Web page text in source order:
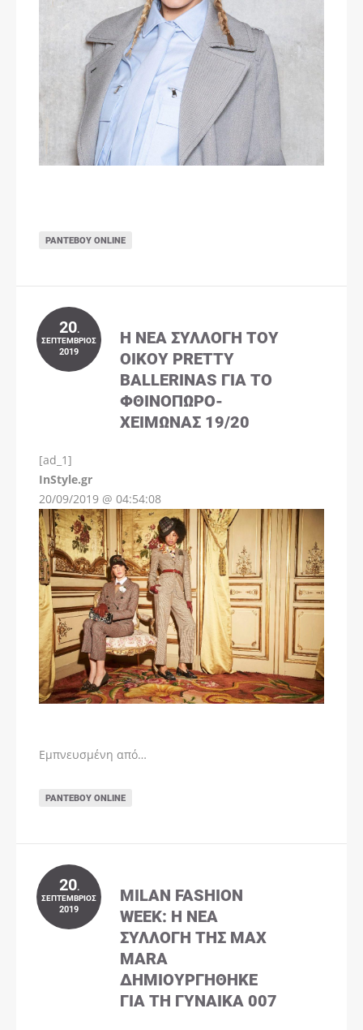
ΡΑΝΤΕΒΟΎ ONLINE
20.
ΣΕΠΤΈΜΒΡΙΟΣ
2019
Η ΝΈΑ ΣΥΛΛΟΓΉ ΤΟΥ
ΟΊΚΟΥ PRETTY
BALLERINAS ΓΙΑ ΤΟ
ΦΘΙΝΌΠΩΡΟ-
ΧΕΙΜΏΝΑΣ 19/20
[ad_1]
InStyle.gr
20/09/2019 @ 04:54:08
Εμπνευσμένη από…
ΡΑΝΤΕΒΟΎ ONLINE
20.
ΣΕΠΤΈΜΒΡΙΟΣ
2019
MILAN FASHION
WEEK: Η ΝΈΑ
ΣΥΛΛΟΓΉ ΤΗΣ MAX
MARA
ΔΗΜΙΟΥΡΓΉΘΗΚΕ
ΓΙΑ ΤΗ ΓΥΝΑΊΚΑ 007